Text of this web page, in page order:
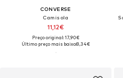
CONVERSE
Camisola
11,12€
Preço original: 17,90€
Último preço mais baixo:8,34€